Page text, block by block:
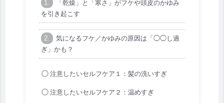
「乾燥」と「寒さ」がフケや頭皮のかゆみ
を引き起こす
気になるフケ／かゆみの原因は「◯◯し過
ぎ」かも？
注意したいセルフケア１：髪の洗いすぎ
注意したいセルフケア２：温めすぎ